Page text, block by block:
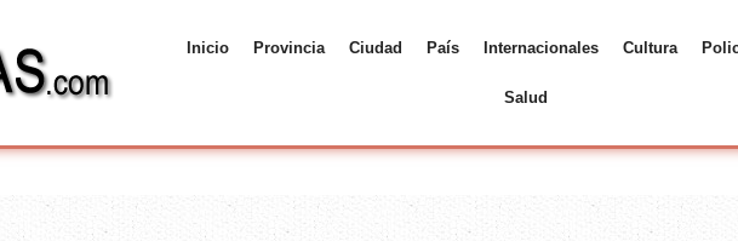
Inicio Provincia Ciudad País Internacionales Cultura
Salud